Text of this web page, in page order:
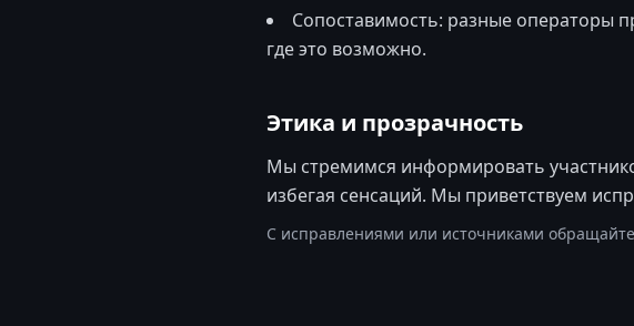
Сопоставимость: разные операторы
где это возможно.
Этика и прозрачность
Мы стремимся информировать
избегая сенсаций. Мы приветствуем
С исправлениями или источниками